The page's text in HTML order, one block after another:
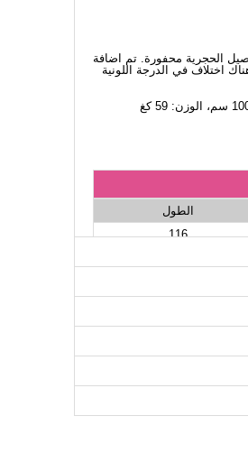
الحجرية محفورة. تم اضافة
اختلاف في الدرجة اللونية
الطول
116
116